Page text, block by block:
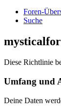
Foren-
Suche
Diese Richtlinie
Umfang und
Deine Daten